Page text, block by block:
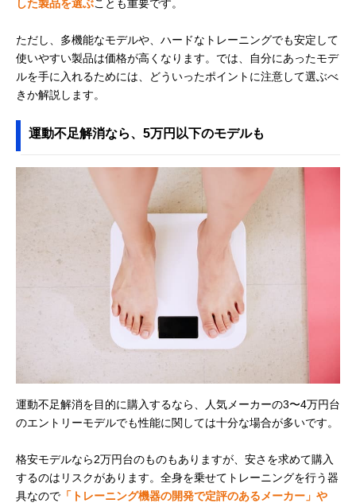
した製品を選ぶことも重要です。
ただし、多機能なモデルや、ハードなトレーニングでも安定して
使いやすい製品は価格が高くなります。では、自分にあったモデ
ルを手に入れるためには、どういったポイントに注意して選ぶべ
きか解説します。
運動不足解消なら、5万円以下のモデルも
運動不足解消を目的に購入するなら、人気メーカーの3〜4万円台
のエントリーモデルでも性能に関しては十分な場合が多いです。
格安モデルなら2万円台のものもありますが、安さを求めて購入
するのはリスクがあります。全身を乗せてトレーニングを行う器
具なので 「トレーニング機器の開発で定評のあるメーカー」や